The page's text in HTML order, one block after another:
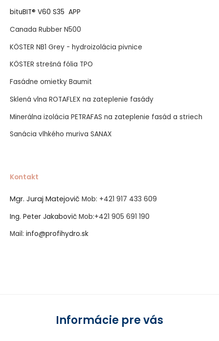
bituBIT® V60 S35 APP
Canada Rubber N500
KÖSTER NB1 Grey - hydroizolácia pivnice
KÖSTER strešná fólia TPO
Fasádne omietky Baumit
Sklená vlna ROTAFLEX na zateplenie fasády
Minerálna izolácia PETRAFAS na zateplenie fasád a striech
Sanácia vlhkého muriva SANAX
Kontakt
Mgr. Juraj Matejovič Mob: +421 917 433 609
Ing. Peter Jakabovič Mob:+421 905 691 190
Mail: info@profihydro.sk
Informácie pre vás